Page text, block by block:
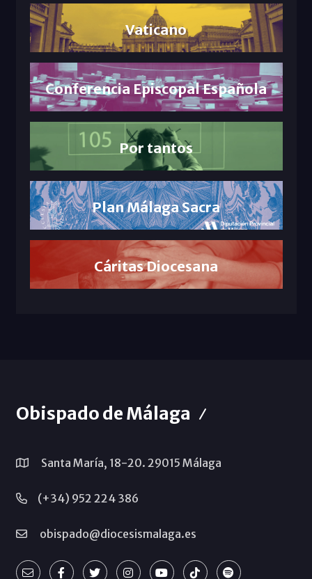
Vaticano
Conferencia Episcopal Española
Por tantos
Plan Málaga Sacra
Cáritas Diocesana
Obispado de Málaga
Santa María, 18-20. 29015 Málaga
(+34) 952 224 386
obispado@diocesismalaga.es